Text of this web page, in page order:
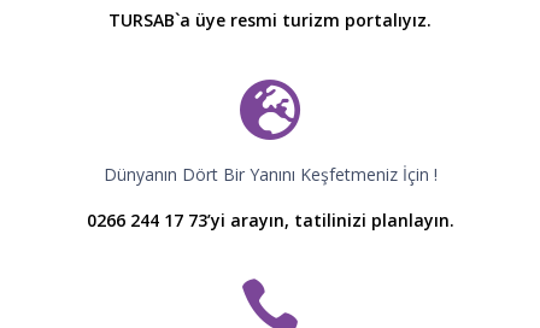
TURSAB`a üye resmi turizm portalıyız.
Dünyanın Dört Bir Yanını Keşfetmeniz İçin !
0266 244 17 73’yi arayın, tatilinizi planlayın.